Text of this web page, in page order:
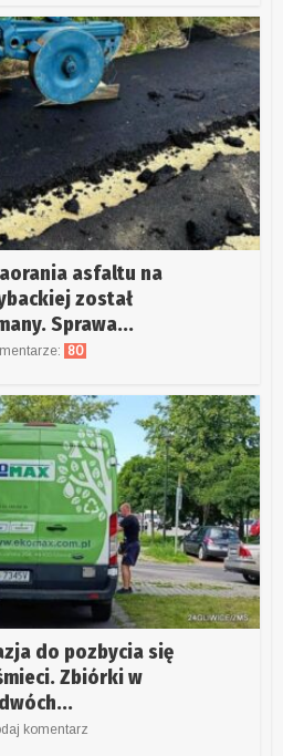
asfaltu na
został
Sprawa...
80
do pozbycia się
Zbiórki w
dwóch...
komentarz